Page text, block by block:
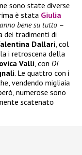
sono state diverse
è stata Giulia
bene su tutto –
dei tradimenti di
Dallari, col
i retroscena della
Valli, con Di
. Le quattro con i
vendendo migliaia
numerose sono
scatenato